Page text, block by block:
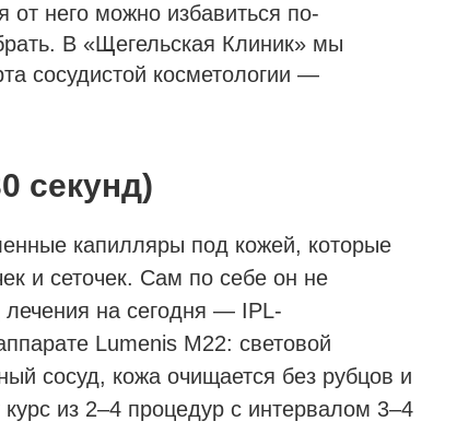
от него можно избавиться по-
В «Щегельская Клиник» мы
сосудистой косметологии —
секунд)
капилляры под кожей, которые
и сеточек. Сам по себе он не
на сегодня — IPL-
Lumenis M22: световой
сосуд, кожа очищается без рубцов и
из 2–4 процедур с интервалом 3–4